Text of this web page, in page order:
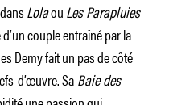
LolaouLes Parapluies
couple entraîné par la
Demy fait un pas de côté
d’œuvre. SaBaie des